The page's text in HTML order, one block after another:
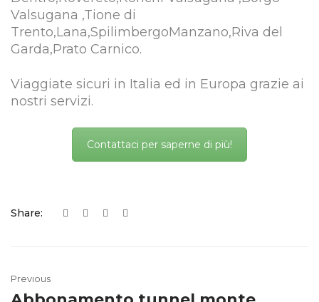
Valsugana ,Tione di
Trento,Lana,SpilimbergoManzano,Riva del
Garda,Prato Carnico.
Viaggiate sicuri in Italia ed in Europa grazie ai
nostri servizi.
Contattaci per saperne di più!
Share:
Previous